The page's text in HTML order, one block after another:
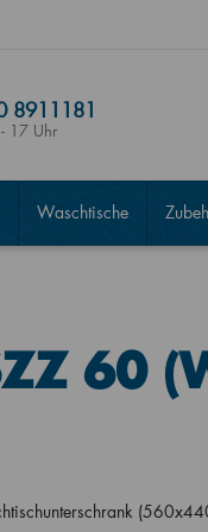
8911181
17 Uhr
Waschtische
60